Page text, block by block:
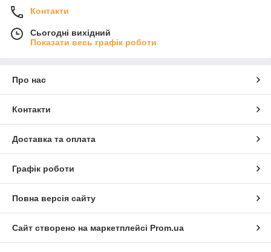
Контакти
Сьогодні вихідний
Показати весь графік роботи
Про нас
Контакти
Доставка та оплата
Графік роботи
Повна версія сайту
Сайт створено на маркетплейсі Prom.ua